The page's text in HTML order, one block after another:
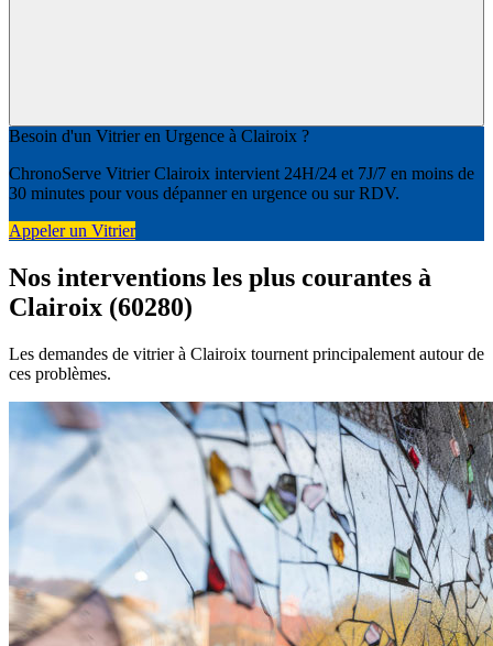
Besoin d'un Vitrier en Urgence à Clairoix ?
ChronoServe Vitrier Clairoix intervient 24H/24 et 7J/7 en moins de
30 minutes pour vous dépanner en urgence ou sur RDV.
Appeler un Vitrier
Nos interventions les plus courantes à
Clairoix (60280)
Les demandes de vitrier à Clairoix tournent principalement autour de
ces problèmes.